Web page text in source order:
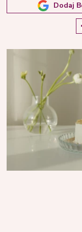
Dodaj